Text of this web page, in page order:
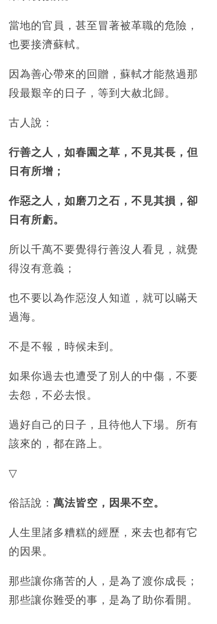
當地的官員，甚至冒著被革職的危險，
也要接濟蘇軾。
因為善心帶來的回贈，蘇軾才能熬過那
段最艱辛的日子，等到大赦北歸。
古人說：
行善之人，如春園之草，不見其長，但
日有所增；
作惡之人，如磨刀之石，不見其損，卻
日有所虧。
所以千萬不要覺得行善沒人看見，就覺
得沒有意義；
也不要以為作惡沒人知道，就可以瞞天
過海。
不是不報，時候未到。
如果你過去也遭受了別人的中傷，不要
去怨，不必去恨。
過好自己的日子，且待他人下場。所有
該來的，都在路上。
▽
俗話說： 萬法皆空，因果不空。
人生里諸多糟糕的經歷，來去也都有它
的因果。
那些讓你痛苦的人，是為了渡你成長；
那些讓你難受的事，是為了助你看開。